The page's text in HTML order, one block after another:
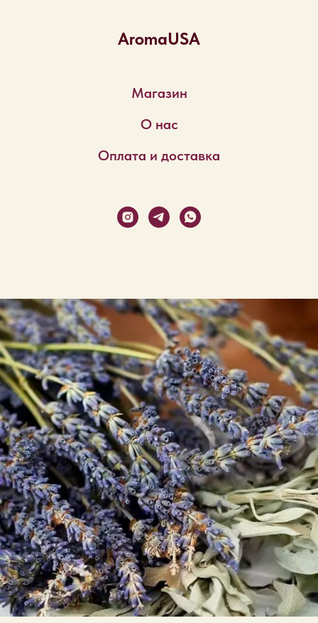
AromaUSA
Магазин
О нас
Оплата и доставка